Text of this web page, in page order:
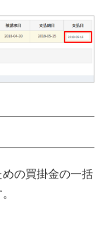
の買掛金の一括